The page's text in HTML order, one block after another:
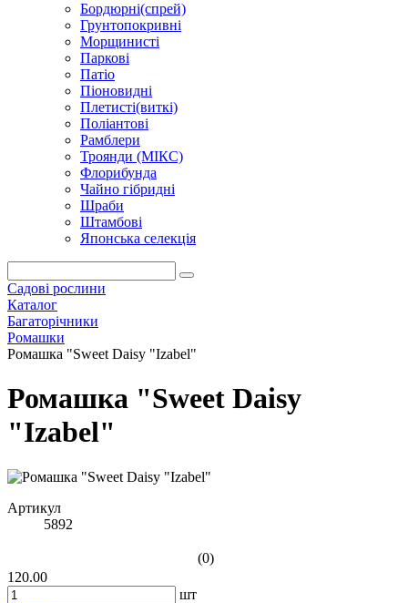
Бордюрні(спрей)
Грунтопокривні
Морщинисті
Паркові
Патіо
Піоновидні
Плетисті(виткі)
Поліантові
Рамблери
Троянди (МІКС)
Флорибунда
Чайно гібридні
Шраби
Штамбові
Японська селекція
Садові рослини
Каталог
Багаторічники
Ромашки
Ромашка "Sweet Daisy "Izabel"
Ромашка "Sweet Daisy
"Izabel"
Артикул
5892
(0)
120.00
шт